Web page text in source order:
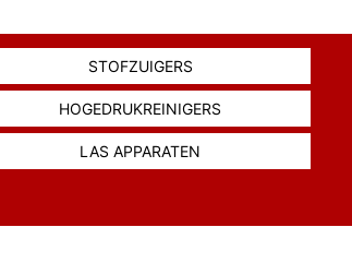
STOFZUIGERS
HOGEDRUKREINIGERS
LAS APPARATEN